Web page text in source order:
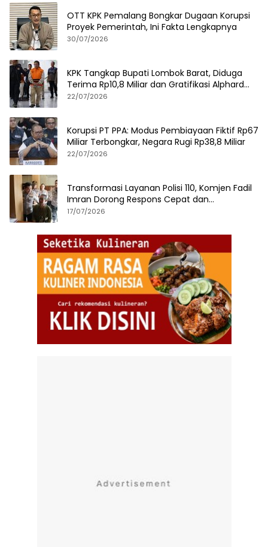
OTT KPK Pemalang Bongkar Dugaan Korupsi
Proyek Pemerintah, Ini Fakta Lengkapnya
30/07/2026
KPK Tangkap Bupati Lombok Barat, Diduga
Terima Rp10,8 Miliar dan Gratifikasi Alphard
hingga iPhone 17 Pro
22/07/2026
Korupsi PT PPA: Modus Pembiayaan Fiktif Rp67
Miliar Terbongkar, Negara Rugi Rp38,8 Miliar
22/07/2026
Transformasi Layanan Polisi 110, Komjen Fadil
Imran Dorong Respons Cepat dan
Terintegrasi
17/07/2026